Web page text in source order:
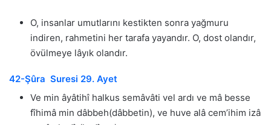
O, insanlar umutlarını kestikten sonra yağmuru
indiren, rahmetini her tarafa yayandır. O, dost olandır,
övülmeye lâyık olandır.
42-Şûra Suresi 29. Ayet
Ve min âyâtihî halkus semâvâti vel ardı ve mâ besse
fîhimâ min dâbbeh(dâbbetin), ve huve alâ cem’ihim izâ